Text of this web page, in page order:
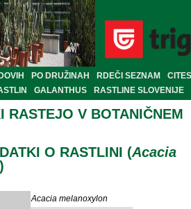
PO DRUŽINAH RDEČI SEZNAM
CITES
GALANTHUS RASTLINE SLOVENIJE
RASTEJO V BOTANIČNEM
O RASTLINI (Acacia
)
Acacia melanoxylon